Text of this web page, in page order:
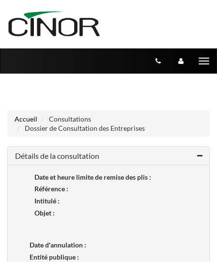
Accueil
Consultations
Dossier de Consultation des Entreprises
Détails de la consultation
Date et heure limite de remise des plis :
Référence :
Intitulé :
Objet :
Date d'annulation :
Entité publique :